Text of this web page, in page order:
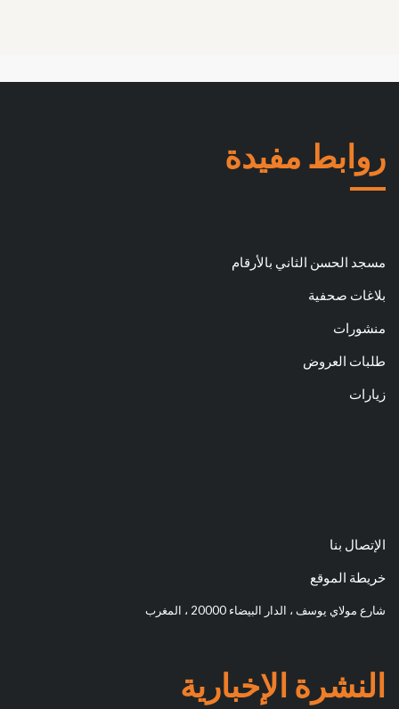
روابط مفيدة
مسجد الحسن الثاني بالأرقام
بلاغات صحفية
منشورات
طلبات العروض
زيارات
الإتصال بنا
خريطة الموقع
شارع مولاي يوسف ، الدار البيضاء 20000 ، المغرب
النشرة الإخبارية